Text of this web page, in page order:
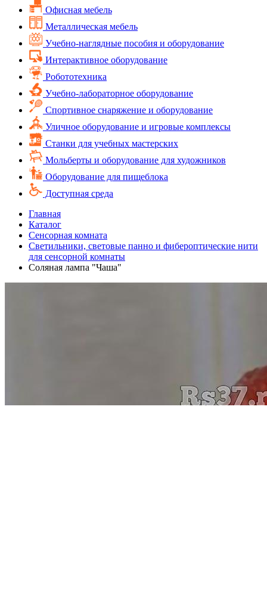
Офисная мебель
Металлическая мебель
Учебно-наглядные пособия и оборудование
Интерактивное оборудование
Робототехника
Учебно-лабораторное оборудование
Спортивное снаряжение и оборудование
Уличное оборудование и игровые комплексы
Cтанки для учебных мастерских
Мольберты и оборудование для художников
Оборудование для пищеблока
Доступная среда
Главная
Каталог
Сенсорная комната
Светильники, световые панно и фибероптические нити
для сенсорной комнаты
Соляная лампа "Чаша"